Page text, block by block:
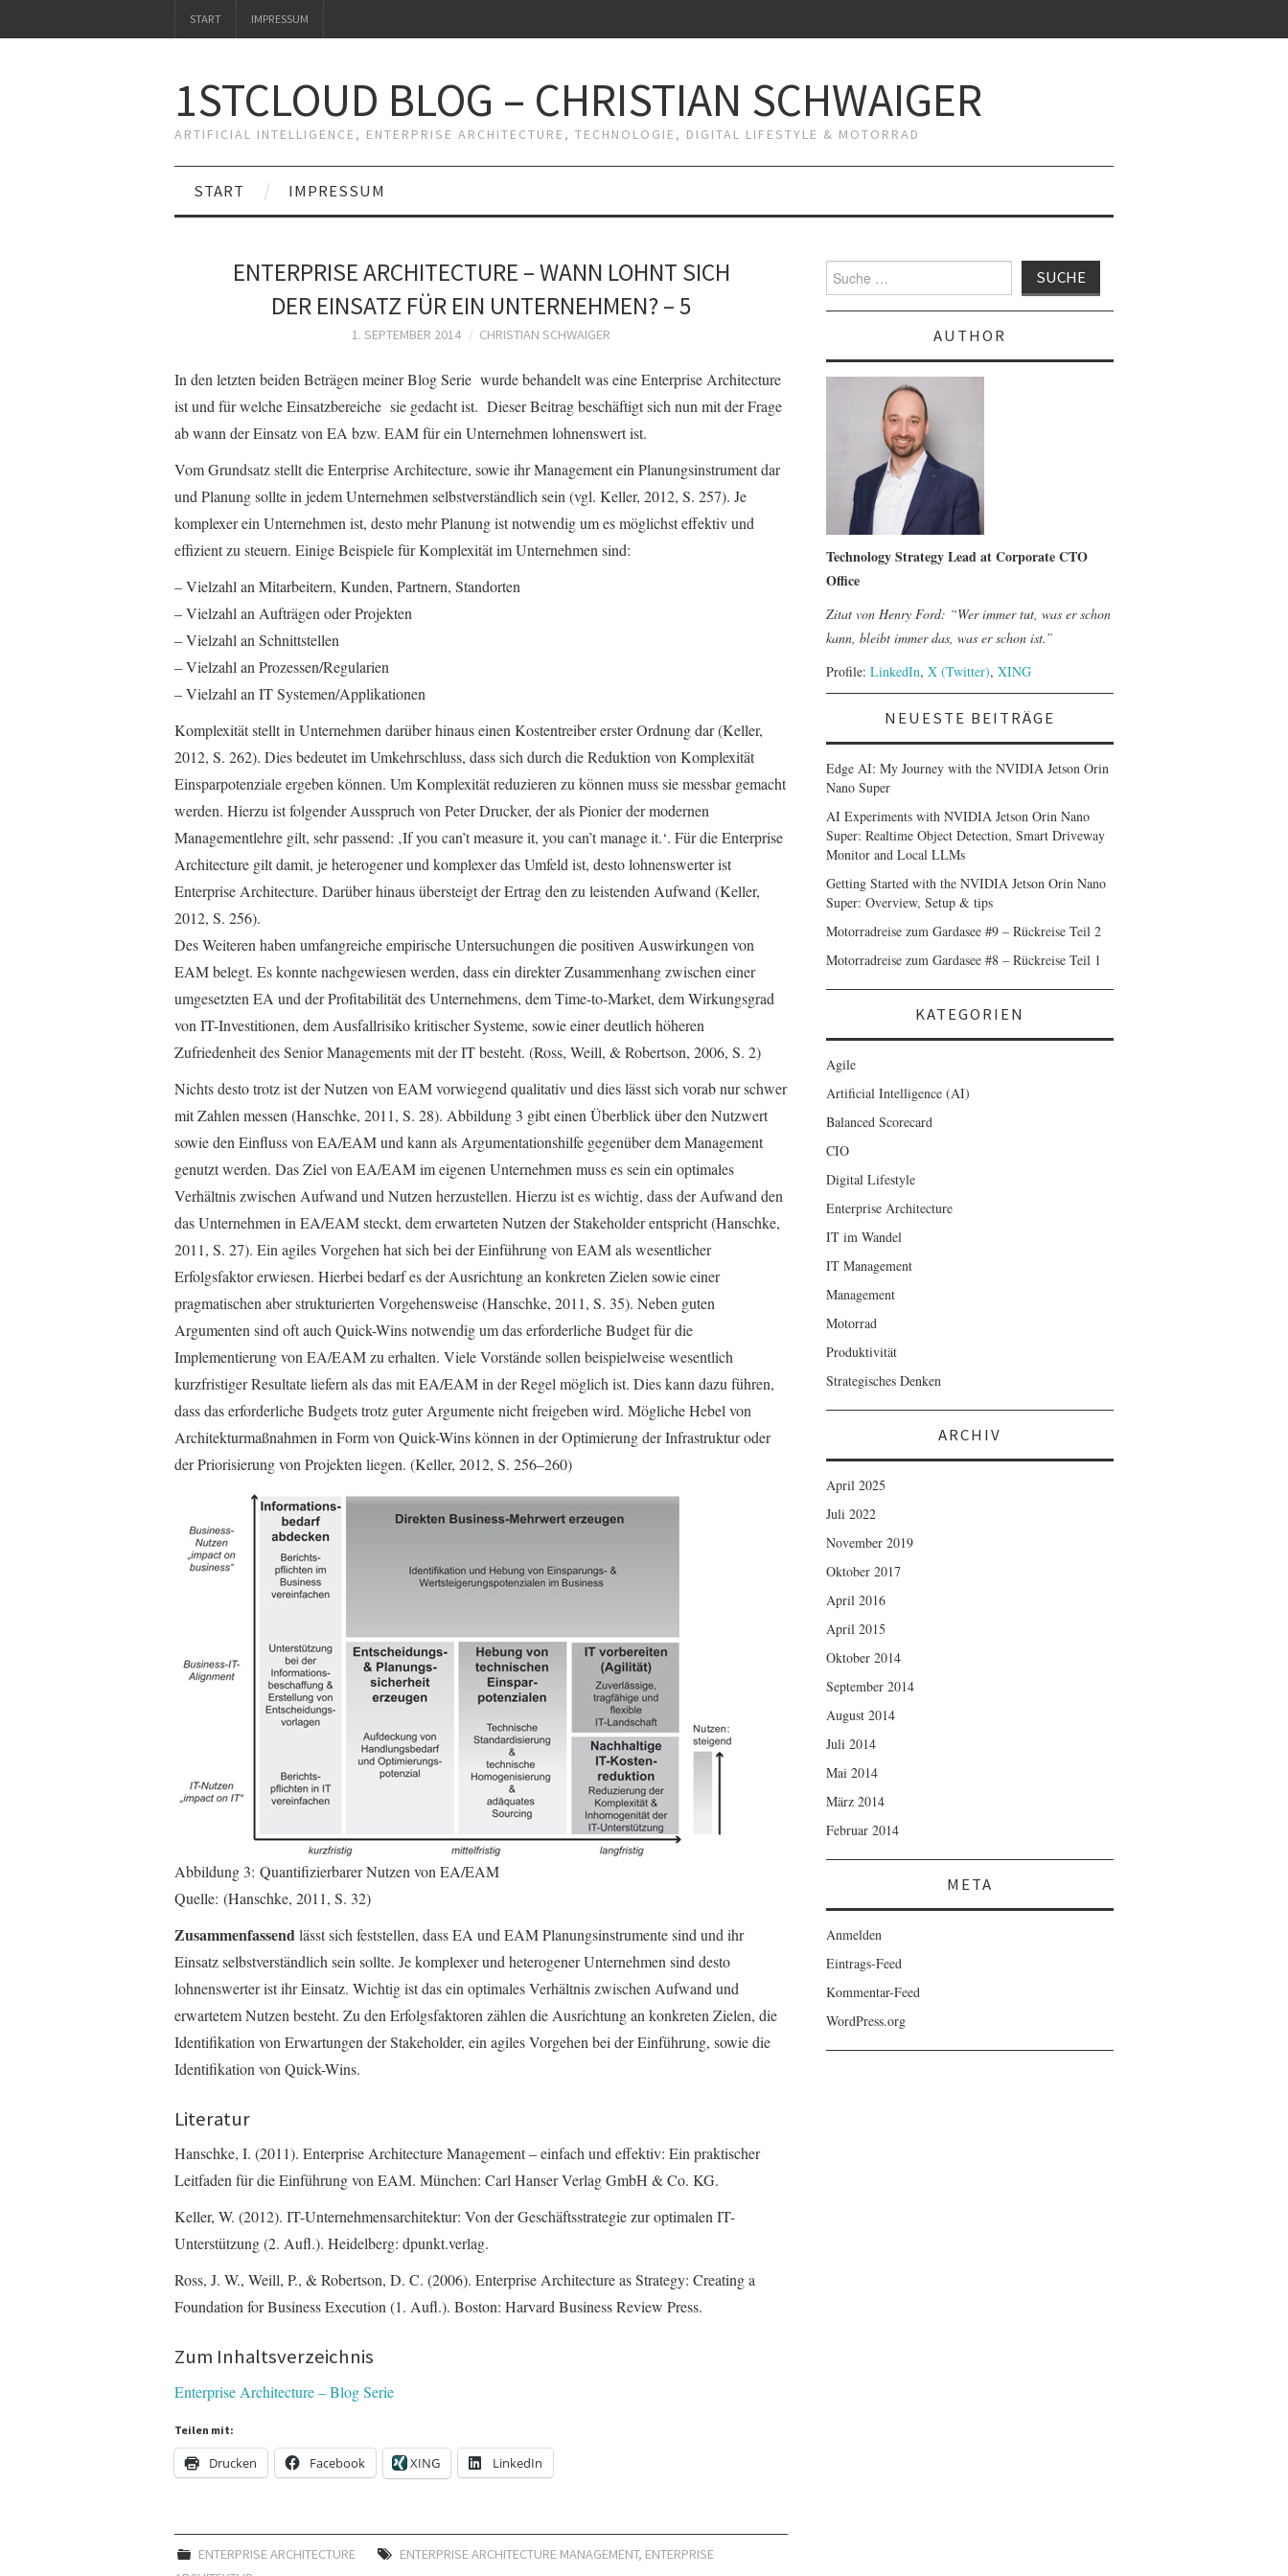
START IMPRESSUM
1STCLOUD BLOG – CHRISTIAN SCHWAIGER
ARTIFICIAL INTELLIGENCE, ENTERPRISE ARCHITECTURE, TECHNOLOGIE, DIGITAL LIFESTYLE & MOTORRAD
START IMPRESSUM
ENTERPRISE ARCHITECTURE – WANN LOHNT SICH
DER EINSATZ FÜR EIN UNTERNEHMEN? – 5
1. SEPTEMBER 2014 CHRISTIAN SCHWAIGER
In den letzten beiden Beträgen meiner Blog Serie wurde behandelt was eine Enterprise Architecture
ist und für welche Einsatzbereiche sie gedacht ist. Dieser Beitrag beschäftigt sich nun mit der Frage
ab wann der Einsatz von EA bzw. EAM für ein Unternehmen lohnenswert ist.
Vom Grundsatz stellt die Enterprise Architecture, sowie ihr Management ein Planungsinstrument dar
und Planung sollte in jedem Unternehmen selbstverständlich sein (vgl. Keller, 2012, S. 257). Je
komplexer ein Unternehmen ist, desto mehr Planung ist notwendig um es möglichst effektiv und
effizient zu steuern. Einige Beispiele für Komplexität im Unternehmen sind:
– Vielzahl an Mitarbeitern, Kunden, Partnern, Standorten
– Vielzahl an Aufträgen oder Projekten
– Vielzahl an Schnittstellen
– Vielzahl an Prozessen/Regularien
– Vielzahl an IT Systemen/Applikationen
Komplexität stellt in Unternehmen darüber hinaus einen Kostentreiber erster Ordnung dar (Keller,
2012, S. 262). Dies bedeutet im Umkehrschluss, dass sich durch die Reduktion von Komplexität
Einsparpotenziale ergeben können. Um Komplexität reduzieren zu können muss sie messbar gemacht
werden. Hierzu ist folgender Ausspruch von Peter Drucker, der als Pionier der modernen
Managementlehre gilt, sehr passend: ‚If you can’t measure it, you can’t manage it.‘. Für die Enterprise
Architecture gilt damit, je heterogener und komplexer das Umfeld ist, desto lohnenswerter ist
Enterprise Architecture. Darüber hinaus übersteigt der Ertrag den zu leistenden Aufwand (Keller,
2012, S. 256).
Des Weiteren haben umfangreiche empirische Untersuchungen die positiven Auswirkungen von
EAM belegt. Es konnte nachgewiesen werden, dass ein direkter Zusammenhang zwischen einer
umgesetzten EA und der Profitabilität des Unternehmens, dem Time-to-Market, dem Wirkungsgrad
von IT-Investitionen, dem Ausfallrisiko kritischer Systeme, sowie einer deutlich höheren
Zufriedenheit des Senior Managements mit der IT besteht. (Ross, Weill, & Robertson, 2006, S. 2)
Nichts desto trotz ist der Nutzen von EAM vorwiegend qualitativ und dies lässt sich vorab nur schwer
mit Zahlen messen (Hanschke, 2011, S. 28). Abbildung 3 gibt einen Überblick über den Nutzwert
sowie den Einfluss von EA/EAM und kann als Argumentationshilfe gegenüber dem Management
genutzt werden. Das Ziel von EA/EAM im eigenen Unternehmen muss es sein ein optimales
Verhältnis zwischen Aufwand und Nutzen herzustellen. Hierzu ist es wichtig, dass der Aufwand den
das Unternehmen in EA/EAM steckt, dem erwarteten Nutzen der Stakeholder entspricht (Hanschke,
2011, S. 27). Ein agiles Vorgehen hat sich bei der Einführung von EAM als wesentlicher
Erfolgsfaktor erwiesen. Hierbei bedarf es der Ausrichtung an konkreten Zielen sowie einer
pragmatischen aber strukturierten Vorgehensweise (Hanschke, 2011, S. 35). Neben guten
Argumenten sind oft auch Quick-Wins notwendig um das erforderliche Budget für die
Implementierung von EA/EAM zu erhalten. Viele Vorstände sollen beispielweise wesentlich
kurzfristiger Resultate liefern als das mit EA/EAM in der Regel möglich ist. Dies kann dazu führen,
dass das erforderliche Budgets trotz guter Argumente nicht freigeben wird. Mögliche Hebel von
Architekturmaßnahmen in Form von Quick-Wins können in der Optimierung der Infrastruktur oder
der Priorisierung von Projekten liegen. (Keller, 2012, S. 256–260)
Abbildung 3: Quantifizierbarer Nutzen von EA/EAM
Quelle: (Hanschke, 2011, S. 32)
Zusammenfassendlässt sich feststellen, dass EA und EAM Planungsinstrumente sind und ihr
Einsatz selbstverständlich sein sollte. Je komplexer und heterogener Unternehmen sind desto
lohnenswerter ist ihr Einsatz. Wichtig ist das ein optimales Verhältnis zwischen Aufwand und
erwartetem Nutzen besteht. Zu den Erfolgsfaktoren zählen die Ausrichtung an konkreten Zielen, die
Identifikation von Erwartungen der Stakeholder, ein agiles Vorgehen bei der Einführung, sowie die
Identifikation von Quick-Wins.
Literatur
Hanschke, I. (2011). Enterprise Architecture Management – einfach und effektiv: Ein praktischer
Leitfaden für die Einführung von EAM. München: Carl Hanser Verlag GmbH & Co. KG.
Keller, W. (2012). IT-Unternehmensarchitektur: Von der Geschäftsstrategie zur optimalen IT-
Unterstützung (2. Aufl.). Heidelberg: dpunkt.verlag.
Ross, J. W., Weill, P., & Robertson, D. C. (2006). Enterprise Architecture as Strategy: Creating a
Foundation for Business Execution (1. Aufl.). Boston: Harvard Business Review Press.
Zum Inhaltsverzeichnis
Enterprise Architecture – Blog Serie
Teilen mit:
Drucken Facebook XING LinkedIn
ENTERPRISE ARCHITECTURE ENTERPRISE ARCHITECTURE MANAGEMENT, ENTERPRISE
Suche
nach:
AUTHOR
Technology Strategy Lead at Corporate CTO
Office
Zitat von Henry Ford: “Wer immer tut, was er schon
kann, bleibt immer das, was er schon ist.”
Profile: LinkedIn, X (Twitter), XING
NEUESTE BEITRÄGE
Edge AI: My Journey with the NVIDIA Jetson Orin
Nano Super
AI Experiments with NVIDIA Jetson Orin Nano
Super: Realtime Object Detection, Smart Driveway
Monitor and Local LLMs
Getting Started with the NVIDIA Jetson Orin Nano
Super: Overview, Setup & tips
Motorradreise zum Gardasee #9 – Rückreise Teil 2
Motorradreise zum Gardasee #8 – Rückreise Teil 1
KATEGORIEN
Agile
Artificial Intelligence (AI)
Balanced Scorecard
CIO
Digital Lifestyle
Enterprise Architecture
IT im Wandel
IT Management
Management
Motorrad
Produktivität
Strategisches Denken
ARCHIV
April 2025
Juli 2022
November 2019
Oktober 2017
April 2016
April 2015
Oktober 2014
September 2014
August 2014
Juli 2014
Mai 2014
März 2014
Februar 2014
META
Anmelden
Eintrags-Feed
Kommentar-Feed
WordPress.org